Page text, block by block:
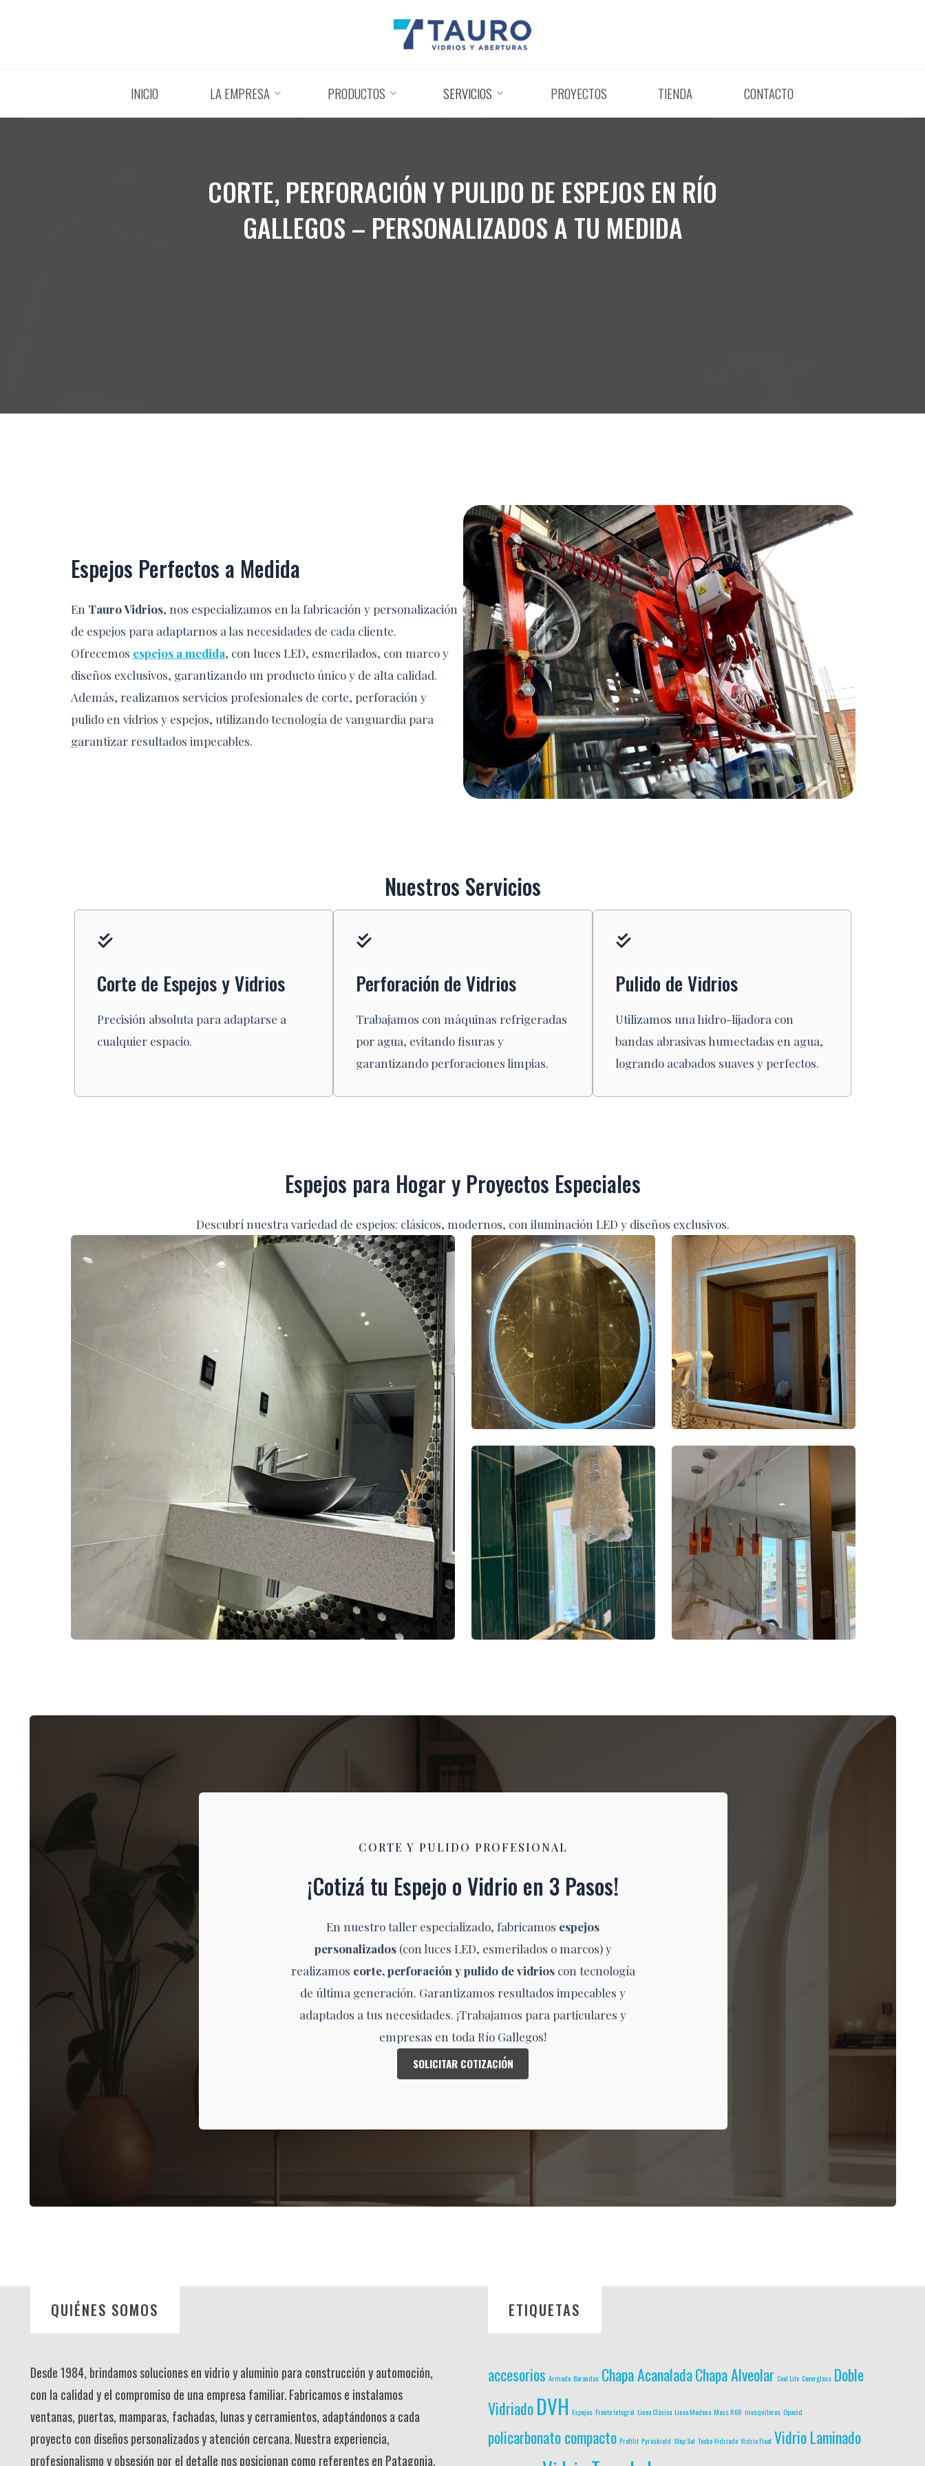
INICIO LA EMPRESA PRODUCTOS SERVICIOS PROYECTOS TIENDA CONTACTO
CORTE, PERFORACIÓN Y PULIDO DE ESPEJOS EN RÍO
GALLEGOS – PERSONALIZADOS A TU MEDIDA
Espejos Perfectos a Medida
En Tauro Vidrios, nos especializamos en la fabricación y personalización
de espejos para adaptarnos a las necesidades de cada cliente.
Ofrecemos espejos a medida, con luces LED, esmerilados, con marco y
diseños exclusivos, garantizando un producto único y de alta calidad.
Además, realizamos servicios profesionales de corte, perforación y
pulido en vidrios y espejos, utilizando tecnología de vanguardia para
garantizar resultados impecables.
Nuestros Servicios
Corte de Espejos y Vidrios
Precisión absoluta para adaptarse a
cualquier espacio.
Perforación de Vidrios
Trabajamos con máquinas refrigeradas
por agua, evitando fisuras y
garantizando perforaciones limpias.
Pulido de Vidrios
Utilizamos una hidro-lijadora con
bandas abrasivas humectadas en agua,
logrando acabados suaves y perfectos.
Espejos para Hogar y Proyectos Especiales
Descubrí nuestra variedad de espejos: clásicos, modernos, con iluminación LED y diseños exclusivos.
CORTE Y PULIDO PROFESIONAL
¡Cotizá tu Espejo o Vidrio en 3 Pasos!
En nuestro taller especializado, fabricamos espejos
personalizados(con luces LED, esmerilados o marcos) y
realizamos corte, perforación y pulido de vidrioscon tecnología
de última generación. Garantizamos resultados impecables y
adaptados a tus necesidades. ¡Trabajamos para particulares y
empresas en toda Río Gallegos!
SOLICITAR COTIZACIÓN
QUIÉNES SOMOS
Desde 1984, brindamos soluciones en vidrio y aluminio para construcción y automoción,
con la calidad y el compromiso de una empresa familiar. Fabricamos e instalamos
ventanas, puertas, mamparas, fachadas, lunas y cerramientos, adaptándonos a cada
proyecto con diseños personalizados y atención cercana. Nuestra experiencia,
profesionalismo y obsesión por el detalle nos posicionan como referentes en Patagonia.
ETIQUETAS
accesorios Armado Barandas Chapa AcanaladaChapa Alveolar Cool Lite Coverglass Doble
VidriadoDVH Espejos Frente Integral Linea Clásica Linea Modena Mass R60 mosquiteros Opacid
policarbonato compacto Profilit Pyroshield Stop Sol Techo Vidriado Vidrio Float Vidrio Laminado